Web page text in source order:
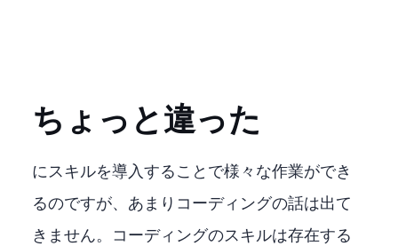
ちょっと違った
OpenClawにスキルを導入することで様々な作業ができ
るのですが、あまりコーディングの話は出て
きません。コーディングのスキルは存在する